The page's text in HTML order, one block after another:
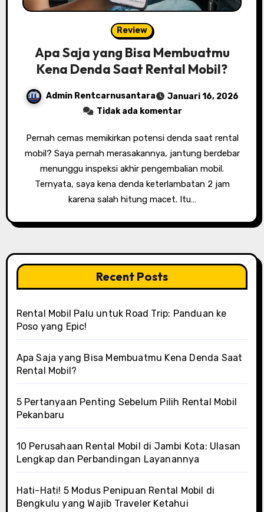
Review
Apa Saja yang Bisa Membuatmu
Kena Denda Saat Rental Mobil?
Admin Rentcarnusantara
Januari 16, 2026
Tidak ada komentar
Pernah cemas memikirkan potensi denda saat rental
mobil? Saya pernah merasakannya, jantung berdebar
menunggu inspeksi akhir pengembalian mobil.
Ternyata, saya kena denda keterlambatan 2 jam
karena salah hitung macet. Itu…
Recent Posts
Rental Mobil Palu untuk Road Trip: Panduan ke
Poso yang Epic!
Apa Saja yang Bisa Membuatmu Kena Denda Saat
Rental Mobil?
5 Pertanyaan Penting Sebelum Pilih Rental Mobil
Pekanbaru
10 Perusahaan Rental Mobil di Jambi Kota: Ulasan
Lengkap dan Perbandingan Layanannya
Hati-Hati! 5 Modus Penipuan Rental Mobil di
Bengkulu yang Wajib Traveler Ketahui